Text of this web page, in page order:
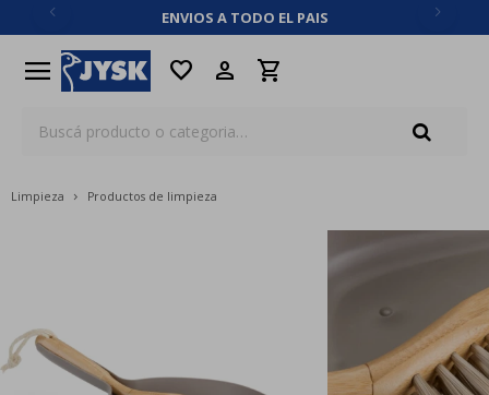
ENVIOS A TODO EL PAIS
menu favorite
Limpieza Productos de limpieza
close